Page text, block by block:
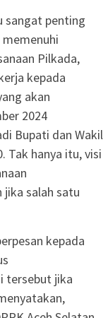
sangat penting
Pilkada,
kepada
akan
2024
Bupati dan Wakil
Tak hanya itu, visi
jika salah satu
kepada
tersebut jika